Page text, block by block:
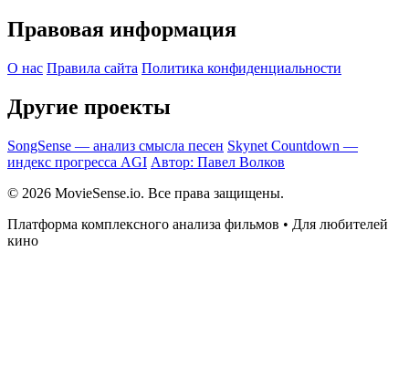
Правовая информация
О нас Правила сайта Политика конфиденциальности
Другие проекты
SongSense — анализ смысла песен Skynet Countdown —
индекс прогресса AGI Автор: Павел Волков
© 2026 MovieSense.io. Все права защищены.
Платформа комплексного анализа фильмов • Для любителей
кино